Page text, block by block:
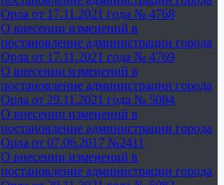
Орла от 17.11.2021 года № 4768
О внесении изменений в
постановление администрации города
Орла от 17.11.2021 года № 4769
О внесении изменений в
постановление администрации города
Орла от 29.11.2021 года № 5084
О внесении изменений в
постановление администрации города
Орла от 07.06.2017 №2411
О внесении изменений в
постановление администрации города